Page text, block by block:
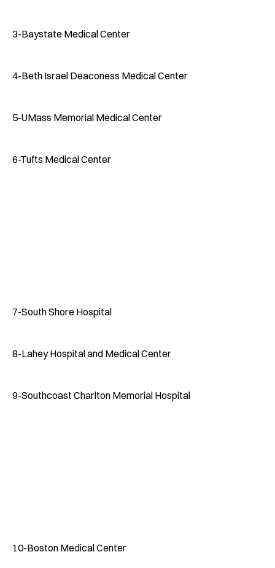
3-Baystate Medical Center
4-Beth Israel Deaconess Medical Center
5-UMass Memorial Medical Center
6-Tufts Medical Center
7-South Shore Hospital
8-Lahey Hospital and Medical Center
9-Southcoast Charlton Memorial Hospital
10-Boston Medical Center